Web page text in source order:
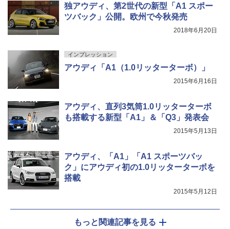
独アウディ、第2世代の新型「A1 スポー
ツバック」公開。欧州で今秋発売
2018年6月20日
インプレッション
アウディ「A1（1.0リッターターボ）」
2015年6月16日
アウディ、直列3気筒1.0リッターターボ
も搭載する新型「A1」＆「Q3」発表会
2015年5月13日
アウディ、「A1」「A1 スポーツバッ
ク」にアウディ初の1.0リッターターボを
搭載
2015年5月12日
もっと関連記事を見る